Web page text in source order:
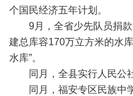
个国民经济五年计划。
9月，全省少先队员捐款
建总库容170万立方米的水
水库”。
同月，全县实行人民公社
同月，福安专区民族中学